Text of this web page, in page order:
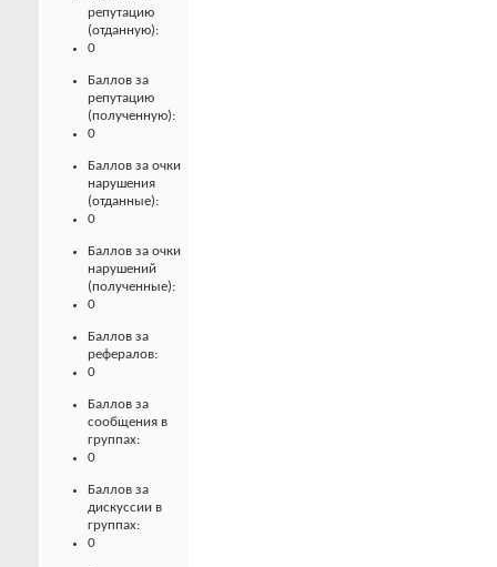
репутацию
(отданную):
0
Баллов за
репутацию
(полученную):
0
Баллов за очки
нарушения
(отданные):
0
Баллов за очки
нарушений
(полученные):
0
Баллов за
рефералов:
0
Баллов за
сообщения в
группах:
0
Баллов за
дискуссии в
группах:
0